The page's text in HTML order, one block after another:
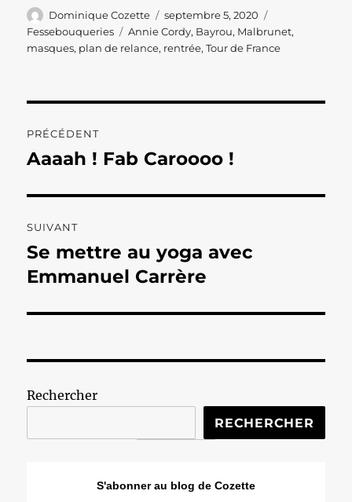
Auteur
Dominique Cozette
Publié
le
septembre 5, 2020
Fessebouqueries
Étiquettes
Annie Cordy, Bayrou, Malbrunet,
masques, plan de relance, rentrée,Tour de France
de
PRÉCÉDENT
Publication
Aaaah ! Fab Caroooo !
SUIVANT
Publication
suivante :
Se mettre au yoga avec
Emmanuel Carrère
Rechercher
RECHERCHER
S'abonner au blog de Cozette